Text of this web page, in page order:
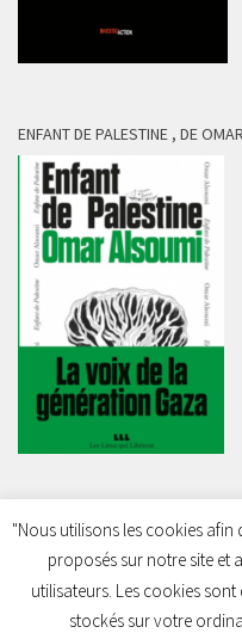
ENFANT DE PALESTINE , DE
Charleroi Pour la
"Nous utilisons les cookies
proposés sur notre site et
utilisateurs. Les cookies
stockés sur votre